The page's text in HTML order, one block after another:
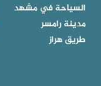
السياحة في مشهد
مدينة رامسر
طريق هراز